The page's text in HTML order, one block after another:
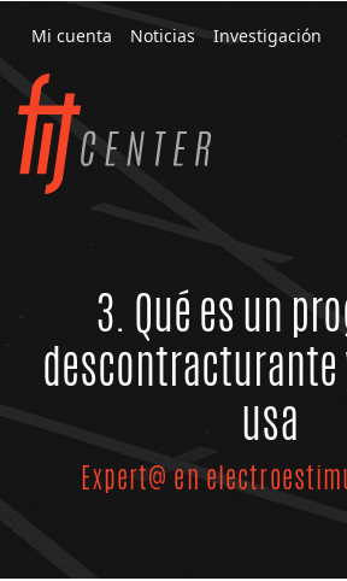
Mi cuenta Noticias Investigación
3. Qué es un
descontracturante
usa
Expert@ en